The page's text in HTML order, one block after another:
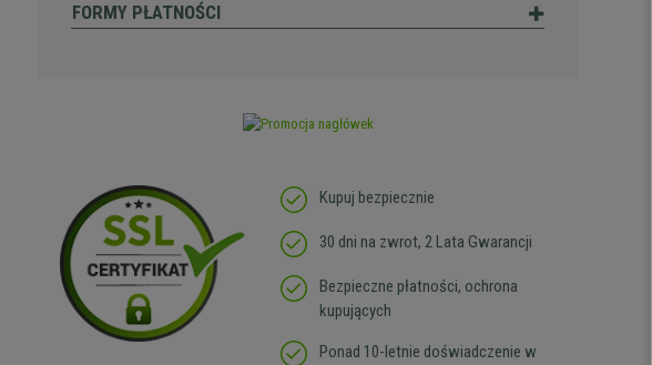
FORMY PŁATNOŚCI
Kupuj bezpiecznie
30 dni na zwrot, 2 Lata Gwarancji
Bezpieczne płatności, ochrona
kupujących
Ponad 10-letnie doświadczenie w